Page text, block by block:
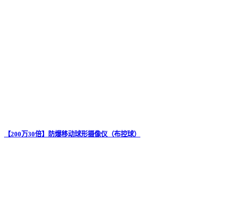
【200万30倍】防爆移动球形摄像仪（布控球）